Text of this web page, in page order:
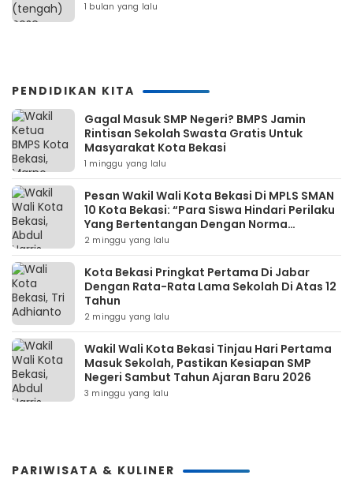
1 bulan yang lalu
PENDIDIKAN KITA
Gagal Masuk SMP Negeri? BMPS Jamin
Rintisan Sekolah Swasta Gratis Untuk
Masyarakat Kota Bekasi
1 minggu yang lalu
Pesan Wakil Wali Kota Bekasi Di MPLS SMAN
10 Kota Bekasi: “Para Siswa Hindari Perilaku
Yang Bertentangan Dengan Norma
Masyarakat Maupun Agama”
2 minggu yang lalu
Kota Bekasi Pringkat Pertama Di Jabar
Dengan Rata-Rata Lama Sekolah Di Atas 12
Tahun
2 minggu yang lalu
Wakil Wali Kota Bekasi Tinjau Hari Pertama
Masuk Sekolah, Pastikan Kesiapan SMP
Negeri Sambut Tahun Ajaran Baru 2026
3 minggu yang lalu
PARIWISATA & KULINER